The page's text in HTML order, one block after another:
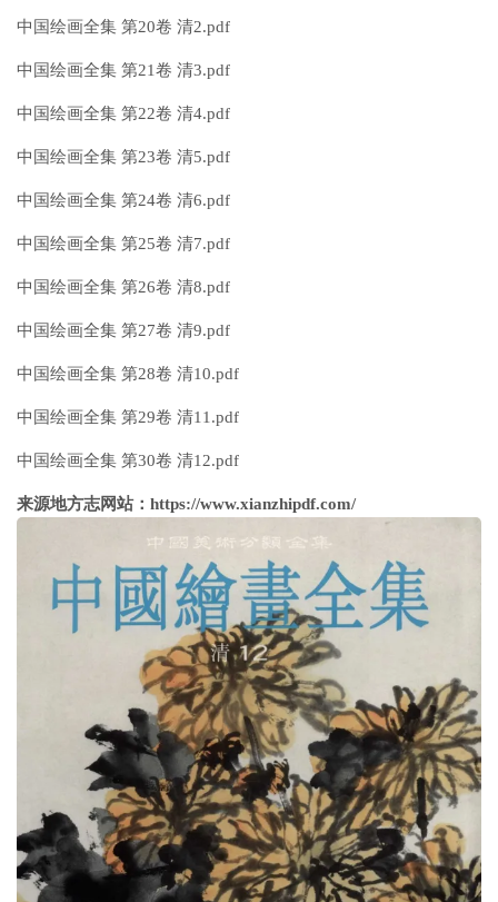
中国绘画全集 第20卷 清2.pdf
中国绘画全集 第21卷 清3.pdf
中国绘画全集 第22卷 清4.pdf
中国绘画全集 第23卷 清5.pdf
中国绘画全集 第24卷 清6.pdf
中国绘画全集 第25卷 清7.pdf
中国绘画全集 第26卷 清8.pdf
中国绘画全集 第27卷 清9.pdf
中国绘画全集 第28卷 清10.pdf
中国绘画全集 第29卷 清11.pdf
中国绘画全集 第30卷 清12.pdf
来源地方志网站：https://www.xianzhipdf.com/